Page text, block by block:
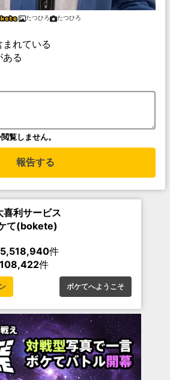
たつひろ たつひろ
れている
る
覧しません。
報告する
利サービス
て(bokete)
件
件
ボケてへようこそ